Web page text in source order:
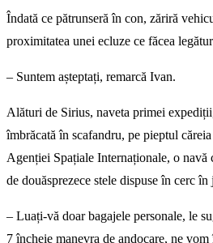
Îndată ce pătrunseră în con, zăriră
proximitatea unei ecluze ce făcea
– Suntem așteptați, remarcă Ivan.
Alături de Sirius, naveta primei
îmbrăcată în scafandru, pe pieptul
Agenției Spațiale Internaționale, o navă
de douăsprezece stele dispuse în cerc în
– Luați-vă doar bagajele personale, le
7 încheie manevra de andocare, ne